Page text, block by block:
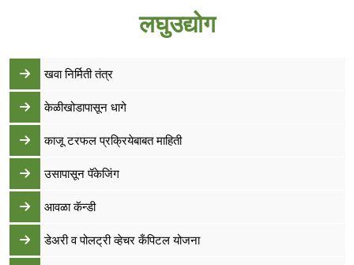
लघुउद्योग
खवा निर्मिती तंत्र
केळीखोडापासून धागे
काजू टरफल प्रक्रियेबाबत माहिती
उसापासून पॅकेजिंग
आवळा कॅन्डी
डेअरी व पोलट्री व्हेचर कँपिटल योजना